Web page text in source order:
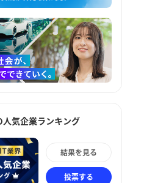
人気企業ランキング
結果を見る
投票する